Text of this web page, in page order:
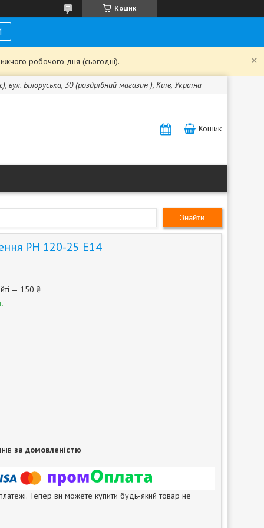
Кошик
робочого дня (сьогодні).
вул. Білоруська, 30 (роздрібний магазин ), Київ, Україна
Кошик
Знайти
РН 120-25 Е14
— 150 ₴
за домовленістю
Тепер ви можете купити будь-який товар не